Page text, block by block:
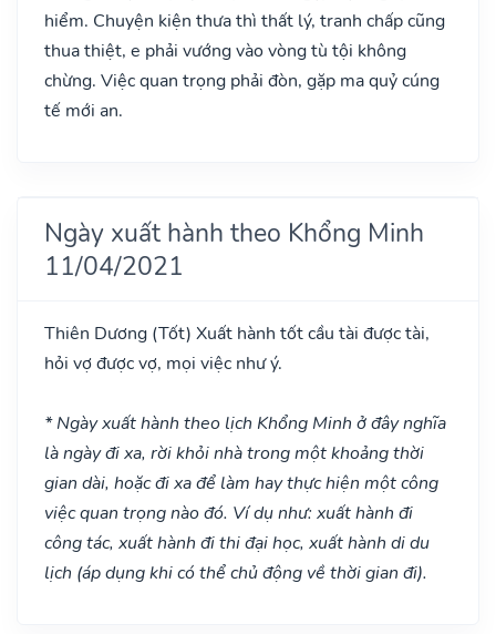
hiểm. Chuyện kiện thưa thì thất lý, tranh chấp cũng
thua thiệt, e phải vướng vào vòng tù tội không
chừng. Việc quan trọng phải đòn, gặp ma quỷ cúng
tế mới an.
Ngày xuất hành theo Khổng Minh
11/04/2021
Thiên Dương (Tốt) Xuất hành tốt cầu tài được tài,
hỏi vợ được vợ, mọi việc như ý.
* Ngày xuất hành theo lịch Khổng Minh ở đây nghĩa
là ngày đi xa, rời khỏi nhà trong một khoảng thời
gian dài, hoặc đi xa để làm hay thực hiện một công
việc quan trọng nào đó. Ví dụ như: xuất hành đi
công tác, xuất hành đi thi đại học, xuất hành di du
lịch (áp dụng khi có thể chủ động về thời gian đi).